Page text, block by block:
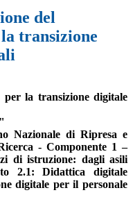
del
transizione
per la transizione digitale
Nazionale di Ripresa e
- Componente 1 –
di istruzione: dagli asili
2.1: Didattica digitale
digitale per il personale